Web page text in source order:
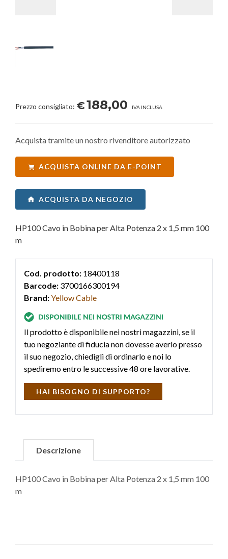
Prezzo consigliato: €188,00 IVA INCLUSA
Acquista tramite un nostro rivenditore autorizzato
ACQUISTA ONLINE DA E-POINT
ACQUISTA DA NEGOZIO
HP100 Cavo in Bobina per Alta Potenza 2 x 1,5 mm 100
m
Cod. prodotto: 18400118
Barcode: 3700166300194
Brand:Yellow Cable
Il prodotto è disponibile nei nostri magazzini, se il
tuo negoziante di fiducia non dovesse averlo presso
il suo negozio, chiedigli di ordinarlo e noi lo
spediremo entro le successive 48 ore lavorative.
HAI BISOGNO DI SUPPORTO?
Descrizione
HP100 Cavo in Bobina per Alta Potenza 2 x 1,5 mm 100
m